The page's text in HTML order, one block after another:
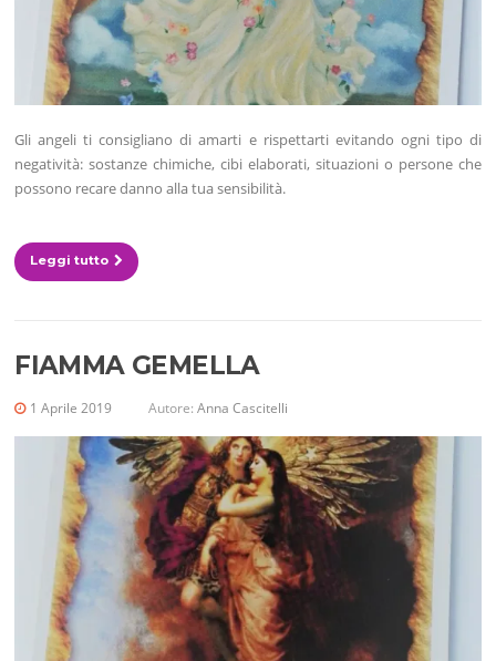
Gli angeli ti consigliano di amarti e rispettarti evitando ogni tipo di
negatività: sostanze chimiche, cibi elaborati, situazioni o persone che
possono recare danno alla tua sensibilità.
Leggi tutto
FIAMMA GEMELLA
1 Aprile 2019 Autore:Anna Cascitelli